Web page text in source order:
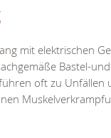
mit elektrischen
Bastel-und
oft zu Unfällen